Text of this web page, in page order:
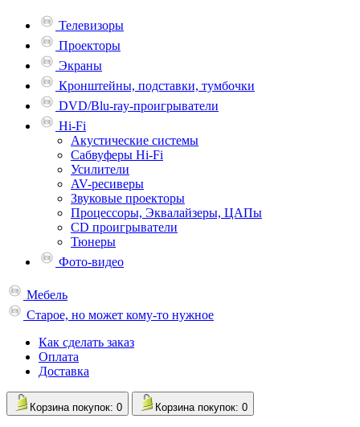
Телевизоpы
Проекторы
Экраны
Кронштейны, подставки, тумбочки
DVD/Blu-ray-проигрыватели
Hi-Fi
Акустические системы
Сабвуферы Hi-Fi
Усилители
AV-ресиверы
Звуковые проекторы
Процессоры, Эквалайзеры, ЦАПы
CD проигрыватели
Тюнеры
Фото-видео
Мебель
Старое, но может кому-то нужное
Как сделать заказ
Оплата
Доставка
Корзина покупок: 0 Корзина покупок: 0